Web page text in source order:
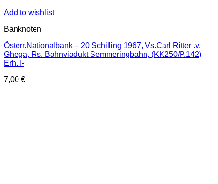
Add to wishlist
Banknoten
Österr.Nationalbank – 20 Schilling 1967, Vs.Carl Ritter .v.
Ghega, Rs. Bahnviadukt Semmeringbahn, (KK250/P.142)
Erh. I-
7,00 €